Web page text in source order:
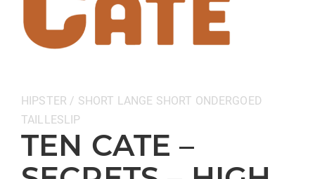
Categorieën:
HIPSTER / SHORT LANGE SHORT ONDERGOED
TAILLESLIP
TEN CATE –